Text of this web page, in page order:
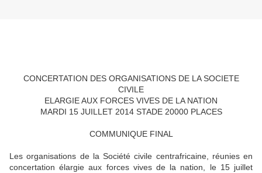
CONCERTATION DES ORGANISATIONS DE LA SOCIETE
CIVILE
ELARGIE AUX FORCES VIVES DE LA NATION
MARDI 15 JUILLET 2014 STADE 20000 PLACES
COMMUNIQUE FINAL
Les organisations de la Société civile centrafricaine, réunies en
concertation élargie aux forces vives de la nation, le 15 juillet